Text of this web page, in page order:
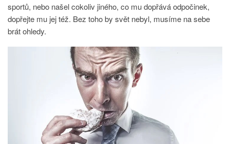
sportů, nebo našel cokoliv jiného, co mu dopřává odpočinek,
dopřejte mu jej též. Bez toho by svět nebyl, musíme na sebe
brát ohledy.